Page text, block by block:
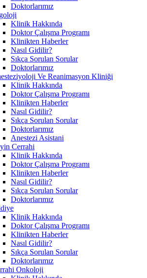
Doktorlarımız
Klinik Hakkında
Doktor Çalışma Programı
Klinikten Haberler
Nasıl Gidilir?
Sıkça Sorulan Sorular
Doktorlarımız
Ve Reanimasyon Kliniği
Klinik Hakkında
Doktor Çalışma Programı
Klinikten Haberler
Nasıl Gidilir?
Sıkça Sorulan Sorular
Doktorlarımız
Anestezi Asistani
Cerrahi
Klinik Hakkında
Doktor Çalışma Programı
Klinikten Haberler
Nasıl Gidilir?
Sıkça Sorulan Sorular
Doktorlarımız
Klinik Hakkında
Doktor Çalışma Programı
Klinikten Haberler
Nasıl Gidilir?
Sıkça Sorulan Sorular
Doktorlarımız
Onkoloji